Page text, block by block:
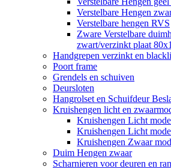
Verstelbare Hengen
Verstelbare hengen RVS
Zware Verstelbare
zwart/verzinkt plaat
Handgrepen verzinkt en
Poort frame
Grendels en schuiven
Deursloten
Hangrolset en Schuifdeur
Kruishengen licht en
Kruishengen Licht
Kruishengen Licht
Kruishengen Zwaar
Duim Hengen zwaar
Scharnieren voor deuren en